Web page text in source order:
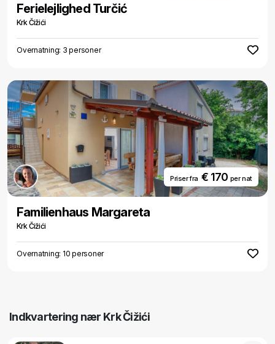
Ferielejlighed Turčić
Krk Čižići
Overnatning: 3 personer
Priser fra€ 170 per nat
Familienhaus Margareta
Krk Čižići
Overnatning: 10 personer
Indkvartering nær Krk Čižići